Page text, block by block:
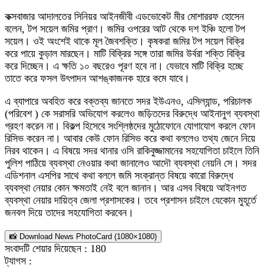
কক্সবাজার আদালতের সিনিয়র আইনজীবী এডভোকেট মীর মোশাররফ হোসেন
বলেন, টপ সয়েল জমির প্রাণ। জমির ওপরের আট থেকে দশ ইঞ্চি হলো টপ
সয়েল। ওই অংশেই থাকে মূল জৈবশক্তি। কৃষকরা জমির টপ সয়েল বিক্রি
করে পায়ে কুড়াল মারছেন। মাটি বিক্রির সঙ্গে তারা জমির উর্বরা শক্তি বিক্রি
করে দিচ্ছেন। এ ক্ষতি ১০ বছরেও পূরণ হবে না। যেভাবে মাটি বিক্রি হচ্ছে
তাতে করে ফসল উৎপাদন আশঙ্কাজনক হারে কমে যাবে।
এ ব্যাপারে অবহিত করে বক্তব্য জানতে সদর ইউএনও, এসিল্যান্ড, পরিচালক
(পরিবেশ ) কে সরাসরি অভিযোগ করলেও জড়িতদের বিরুদ্ধে আইনানুগ ব্যবস্থা
গ্রহণ করেন না। বিকল্প হিসেবে সংশ্লিষ্ঠদের মুঠোফোনে যোগাযোগ করলে ফোন
রিসিভ করেন না। আবার কেউ ফোন রিসিভ করে কথা বললেও তথ্য জেনে নিয়ে
নিরব থাকেন। এ বিষয়ে সদর থানার ওসি রাকিবুজ্জামানের সহযোগিতা চাইলে তিনি
পুলিশ পাঠিয়ে ব্যবস্থা নেওয়ার কথা জানালেও আদৌ ব্যবস্থা নেয়নি সে। সদর
এডিশনাল এসপির সাথে কথা বললে জমি সংক্রান্ত বিষয়ে কারো বিরুদ্ধে
ব্যবস্থা নেয়ার কোন ক্ষমতাই নেই বলে জানান। আর এসব বিষয়ে আইনগত
ব্যবস্থা নেয়ার দায়িত্ব জেলা প্রশাসকের। তবে প্রশাসন চাইলে যেকোন মুহূর্তে
জনবল দিয়ে তাদের সহযোগিতা করবেন।
📸 Download News PhotoCard (1080×1080)
সংবাদটি শেয়ার দিয়েছেন : 180
ট্যাগস :